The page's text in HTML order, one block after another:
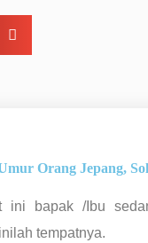
Orang Jepang,
ini bapak /Ibu
tempatnya.